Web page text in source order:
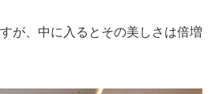
が、中に入るとその美しさは倍増